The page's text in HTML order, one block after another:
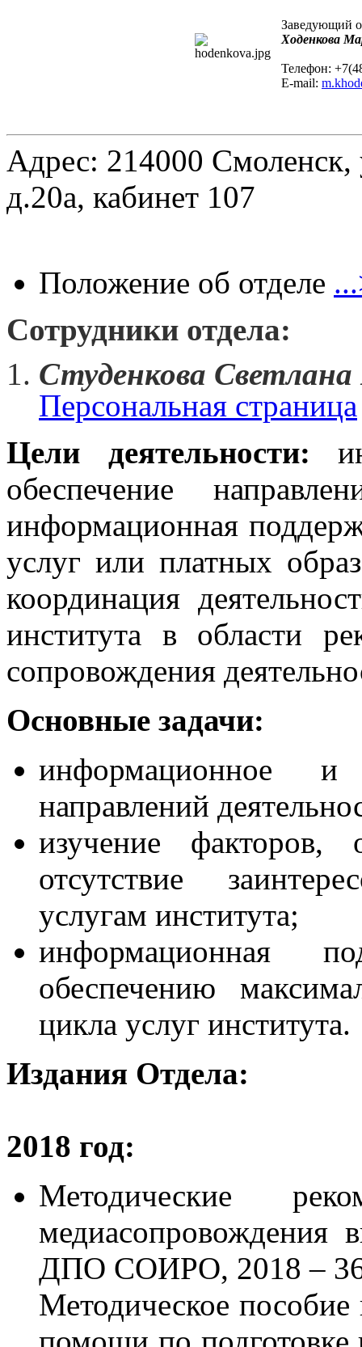
Заведующий
Ходенкова
Телефон:
E-mail:
Адрес: 214000 Смоленск,
д.20а, кабинет 107
Положение об отделе
Сотрудники отдела:
Студенкова Светлана
Персональная страница
Цели деятельности:
обеспечение
информационная
услуг или платных
координация
института в области
сопровождения
Основные задачи:
информационное и
направлений
изучение факторов,
отсутствие
услугам института;
информационная
обеспечению
цикла услуг института.
Издания Отдела:
2018 год:
Методические
медиасопровождения
ДПО СОИРО, 2018 –
Методическое пособие